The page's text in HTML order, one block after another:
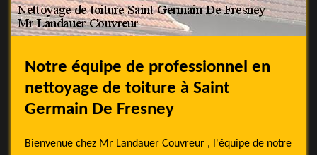
Notre équipe de professionnel en
nettoyage de toiture à Saint
Germain De Fresney
Bienvenue chez Mr Landauer Couvreur , l'équipe de notre